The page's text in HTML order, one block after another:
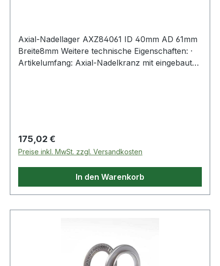
Axial-Nadellager AXZ84061 ID 40mm AD 61mm
Breite8mm Weitere technische Eigenschaften: ·
Artikelumfang: Axial-Nadelkranz mit eingebauter
Regulärer Preis:
175,02 €
Preise inkl. MwSt. zzgl. Versandkosten
In den Warenkorb